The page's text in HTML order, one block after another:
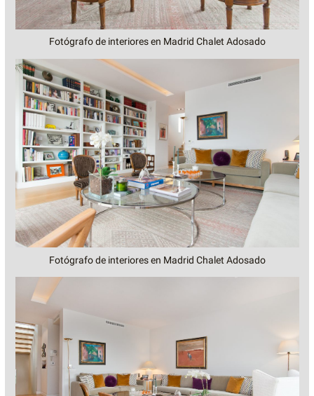
Fotógrafo de interiores en Madrid Chalet Adosado
Fotógrafo de interiores en Madrid Chalet Adosado